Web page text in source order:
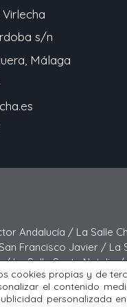
s/n
Málaga
Andalucía / La Salle
Francisco Javier / La
/La Salle Santa Natalia /
Buen Consejo /La
cookies propias y de
el contenido
personalizada